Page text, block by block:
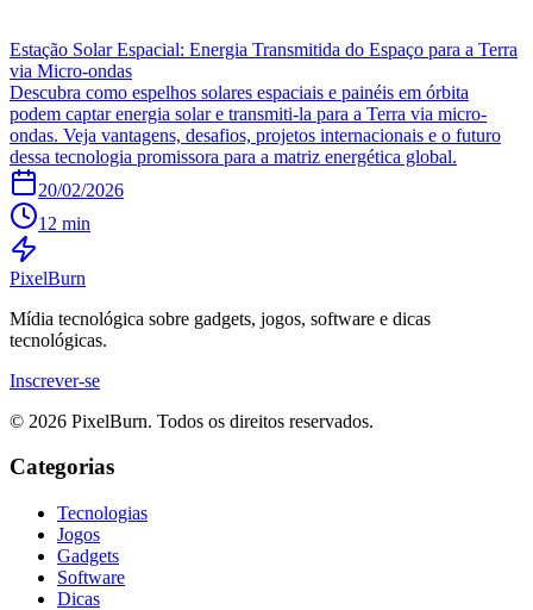
Estação Solar Espacial: Energia Transmitida do Espaço para a Terra
via Micro-ondas
Descubra como espelhos solares espaciais e painéis em órbita
podem captar energia solar e transmiti-la para a Terra via micro-
ondas. Veja vantagens, desafios, projetos internacionais e o futuro
dessa tecnologia promissora para a matriz energética global.
20/02/2026
12 min
PixelBurn
Mídia tecnológica sobre gadgets, jogos, software e dicas
tecnológicas.
Inscrever-se
© 2026 PixelBurn. Todos os direitos reservados.
Categorias
Tecnologias
Jogos
Gadgets
Software
Dicas